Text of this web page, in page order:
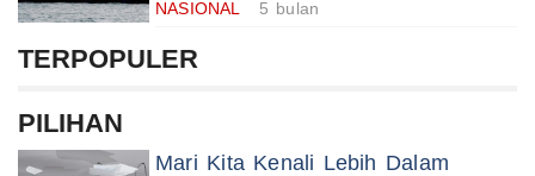
NASIONAL 5 bulan
TERPOPULER
PILIHAN
Mari Kita Kenali Lebih Dalam